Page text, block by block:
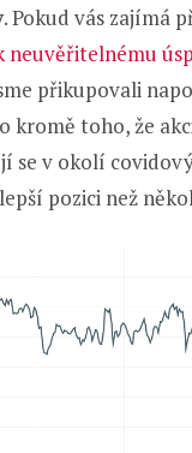
. Pokud vás zajímá
neuvěřitelnému
přikupovali
kromě toho, že
se v okolí
pozici než